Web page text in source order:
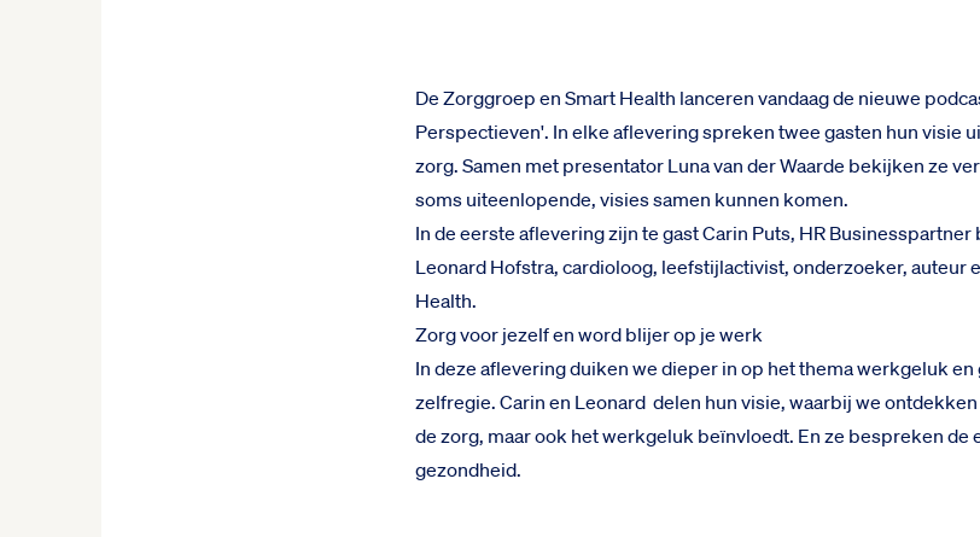
De Zorggroep en Smart Health lanceren vandaag de nieuwe
Perspectieven'. In elke aflevering spreken twee gasten hun visie
zorg. Samen met presentator Luna van der Waarde bekijken ze
soms uiteenlopende, visies samen kunnen komen.
In de eerste aflevering zijn te gast Carin Puts, HR
Leonard Hofstra, cardioloog, leefstijlactivist, onderzoeker, auteur
Health.
Zorg voor jezelf en word blijer op je werk
In deze aflevering duiken we dieper in op het thema werkgeluk
zelfregie. Carin en Leonard delen hun visie, waarbij we
de zorg, maar ook het werkgeluk beïnvloedt. En ze bespreken de
gezondheid.